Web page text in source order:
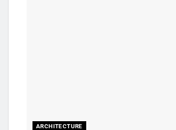
ARCHITECTURE